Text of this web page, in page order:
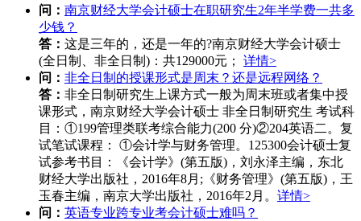
问： 南京财经大学会计硕士在职研究生2年半学费一共多
少钱？
答： 这是三年的，还是一年的?南京财经大学会计硕士
(全日制、非全日制)：共129000元； 详情>
问： 非全日制的授课形式是周末？还是远程网络？
答： 非全日制研究生上课方式一般为周末班或者集中授
课形式，南京财经大学会计硕士 非全日制研究生 考试科
目：①199管理类联考综合能力(200 分)②204英语二。复
试笔试课程： ①会计学与财务管理。125300会计硕士复
试参考书目：《会计学》(第五版)，刘永泽主编，东北
财经大学出版社，2016年8月;《财务管理》(第五版)，王
玉春主编，南京大学出版社，2016年2月。 详情>
问： 英语专业跨专业考会计硕士难吗？